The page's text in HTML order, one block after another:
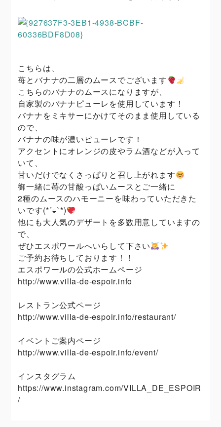
こちらは、
苺とバナナの二層のムースでございます
こちらのバナナのムースになりますが、
自家製のバナナピューレを使用しています！
バナナをミキサーにかけてそのまま使用している
ので、
バナナの味が濃いピューレです！
アクセントにオレンジの皮やラム酒などが入って
いて、
甘いだけでなくさっぱりと召し上がれます
御一緒に苺の甘酸っぱいムースとご一緒に
2種のムースのハモーニーを味わっていただきた
いです(*´◒`*)
他にも大人気のデザートを多数用意していますの
で、
ぜひエスポワールへいらして下さい
ご予約お待ちしております！！
エスポワールの公式ホームページ
http://www.villa-de-espoir.info
レストラン公式ページ
http://www.villa-de-espoir.info/restaurant/
イベントご案内ページ
http://www.villa-de-espoir.info/event/
インスタグラム
https://www.instagram.com/VILLA_DE_ESPOIR
/